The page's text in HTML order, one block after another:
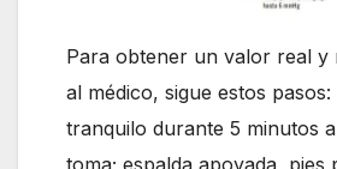
Para obtener un valor real y
al médico, sigue estos pasos:
tranquilo durante 5 minutos